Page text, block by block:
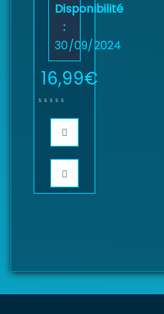
Disponibilité
:
30/09/2024
16,99€